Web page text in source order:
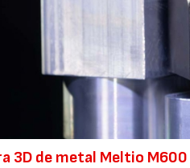
3D de metal Meltio M600